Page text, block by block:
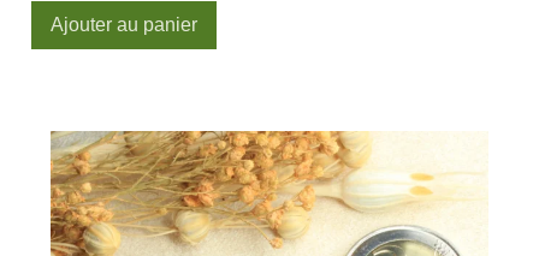
Ajouter au panier